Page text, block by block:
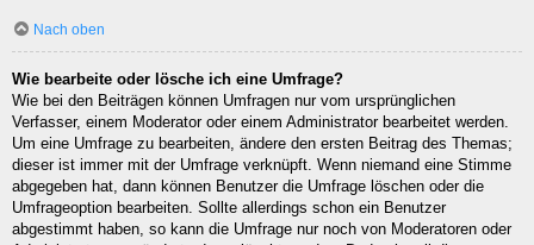
Nach oben
Wie bearbeite oder lösche ich eine Umfrage?
Wie bei den Beiträgen können Umfragen nur vom ursprünglichen
Verfasser, einem Moderator oder einem Administrator bearbeitet werden.
Um eine Umfrage zu bearbeiten, ändere den ersten Beitrag des Themas;
dieser ist immer mit der Umfrage verknüpft. Wenn niemand eine Stimme
abgegeben hat, dann können Benutzer die Umfrage löschen oder die
Umfrageoption bearbeiten. Sollte allerdings schon ein Benutzer
abgestimmt haben, so kann die Umfrage nur noch von Moderatoren oder